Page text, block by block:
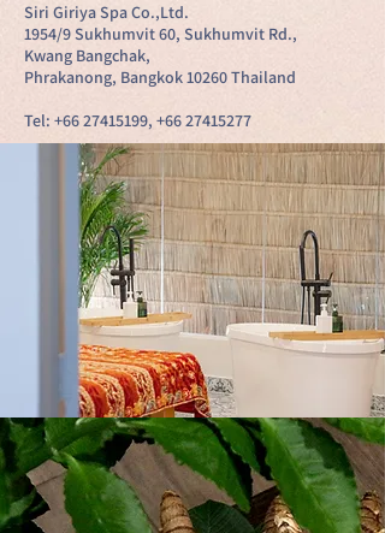
Siri Giriya Spa Co.,Ltd.
1954/9 Sukhumvit 60, Sukhumvit Rd.,
Kwang Bangchak,
Phrakanong, Bangkok 10260 Thailand
Tel: +66 27415199, +66 27415277